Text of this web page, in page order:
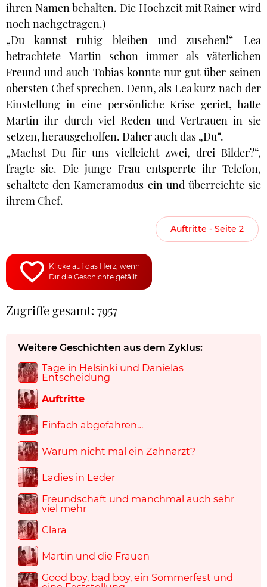
ihren Namen behalten. Die Hochzeit mit Rainer wird
noch nachgetragen.)
„Du kannst ruhig bleiben und zusehen!“ Lea
betrachtete Martin schon immer als väterlichen
Freund und auch Tobias konnte nur gut über seinen
obersten Chef sprechen. Denn, als Lea kurz nach der
Einstellung in eine persönliche Krise geriet, hatte
Martin ihr durch viel Reden und Vertrauen in sie
setzen, herausgeholfen. Daher auch das „Du“.
„Machst Du für uns vielleicht zwei, drei Bilder?“,
fragte sie. Die junge Frau entsperrte ihr Telefon,
schaltete den Kameramodus ein und überreichte sie
ihrem Chef.
Auftritte - Seite 2
Klicke auf das Herz, wenn
Dir die Geschichte gefällt
Zugriffe gesamt: 7957
Weitere Geschichten aus dem Zyklus:
Tage in Helsinki und Danielas
Entscheidung
Auftritte
Einfach abgefahren…
Warum nicht mal ein Zahnarzt?
Ladies in Leder
Freundschaft und manchmal auch sehr
viel mehr
Clara
Martin und die Frauen
Good boy, bad boy, ein Sommerfest und